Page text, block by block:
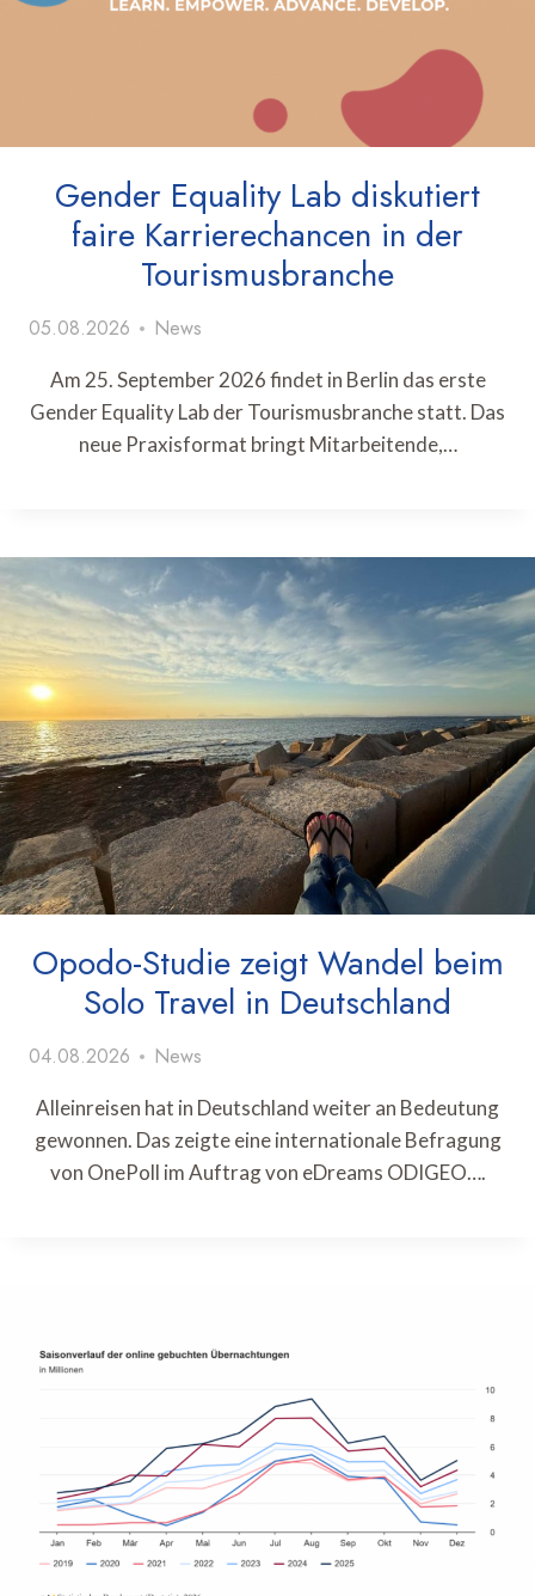
Gender Equality Lab diskutiert
faire Karrierechancen in der
Tourismusbranche
05.08.2026 News
Am 25. September 2026 findet in Berlin das erste
Gender Equality Lab der Tourismusbranche statt. Das
neue Praxisformat bringt Mitarbeitende,…
Opodo-Studie zeigt Wandel beim
Solo Travel in Deutschland
04.08.2026 News
Alleinreisen hat in Deutschland weiter an Bedeutung
gewonnen. Das zeigte eine internationale Befragung
von OnePoll im Auftrag von eDreams ODIGEO….